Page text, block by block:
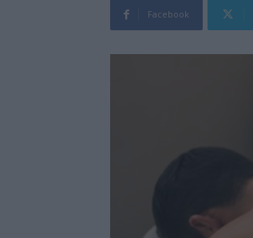
Facebook